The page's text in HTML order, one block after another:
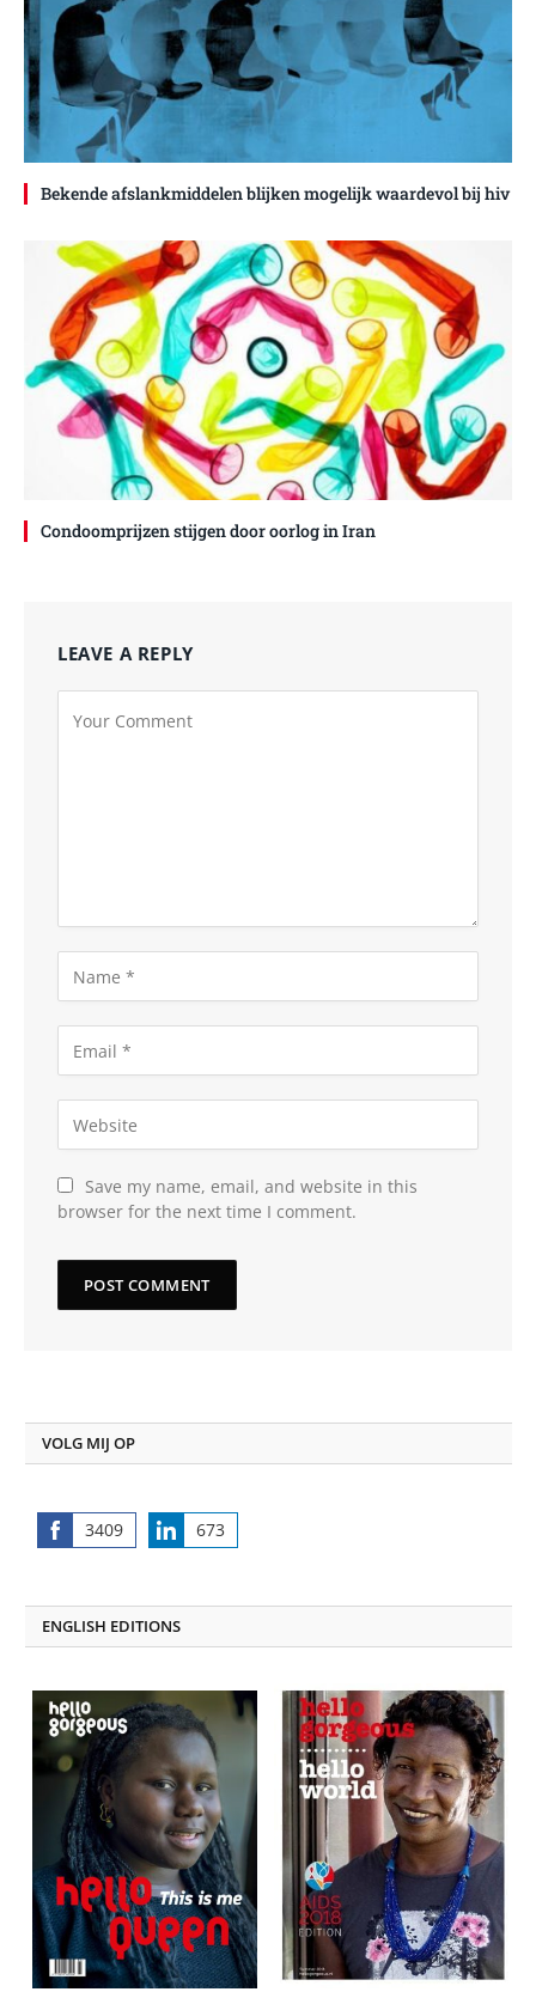
Bekende afslankmiddelen blijken mogelijk waardevol bij hiv
Condoomprijzen stijgen door oorlog in Iran
LEAVE A REPLY
Save my name, email, and website in this
browser for the next time I comment.
VOLG MIJ OP
3409
Share
673
Share
ENGLISH EDITIONS